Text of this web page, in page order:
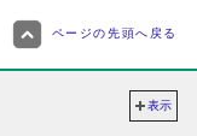
ページの先頭へ戻る
表示